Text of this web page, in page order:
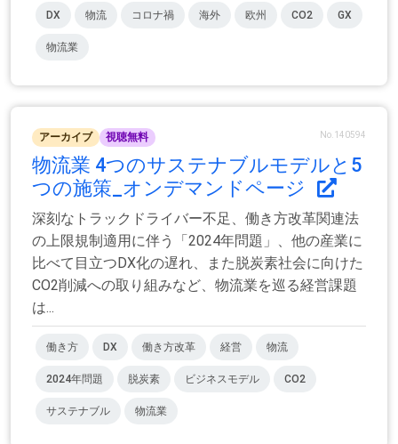
DX 物流 コロナ禍 海外 欧州 CO2 GX
物流業
アーカイブ 視聴無料 No.140594
物流業 4つのサステナブルモデルと5
つの施策_オンデマンドページ
深刻なトラックドライバー不足、働き方改革関連法
の上限規制適用に伴う「2024年問題」、他の産業に
比べて目立つDX化の遅れ、また脱炭素社会に向けた
CO2削減への取り組みなど、物流業を巡る経営課題
は...
働き方 DX 働き方改革 経営 物流
2024年問題 脱炭素 ビジネスモデル CO2
サステナブル 物流業